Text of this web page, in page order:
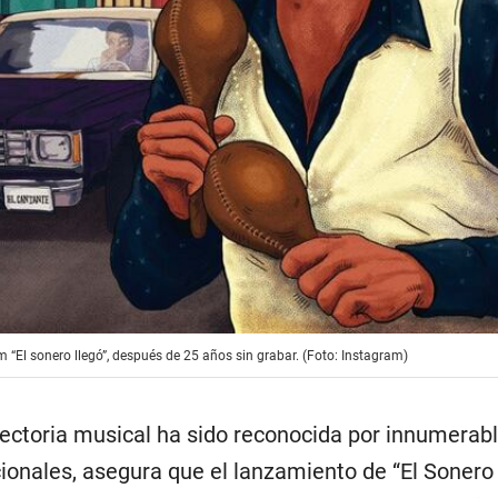
sonero llegó”, después de 25 años sin grabar. (Foto: Instagram)
musical ha sido reconocida por
asegura que el lanzamiento de “El Sonero